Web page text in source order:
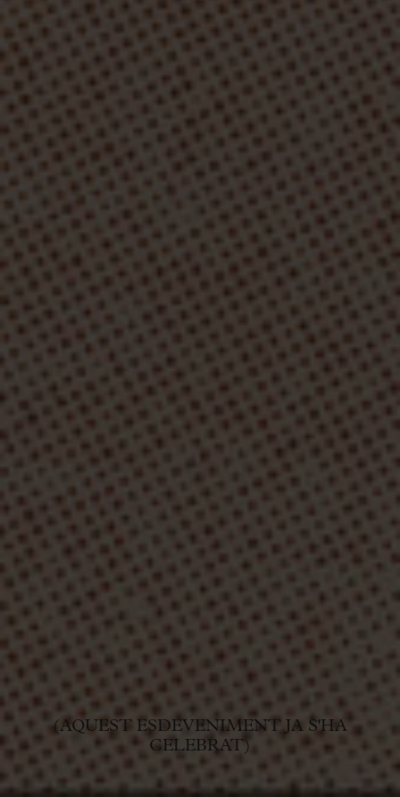
(AQUEST ESDEVENIMENT JA S'HA
CELEBRAT)